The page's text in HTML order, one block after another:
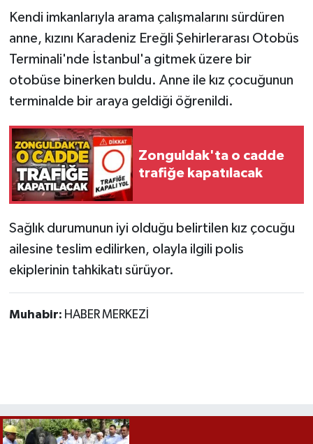
Kendi imkanlarıyla arama çalışmalarını sürdüren
anne, kızını Karadeniz Ereğli Şehirlerarası Otobüs
Terminali'nde İstanbul'a gitmek üzere bir
otobüse binerken buldu. Anne ile kız çocuğunun
terminalde bir araya geldiği öğrenildi.
Zonguldak'ta o cadde
trafiğe kapatılacak
Sağlık durumunun iyi olduğu belirtilen kız çocuğu
ailesine teslim edilirken, olayla ilgili polis
ekiplerinin tahkikatı sürüyor.
Muhabir: HABER MERKEZİ
Politika
Resmi İlan
Röportaj
Sağlık
SİYASET
Spor
Ulusal
Yaşam